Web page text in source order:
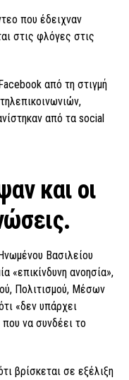
που έδειχναν
στις φλόγες στις
από τη στιγμή
από τα social
και οι
Βασιλείου
«επικίνδυνη ανοησία»,
Πολιτισμού, Μέσων
«δεν υπάρχει
να συνδέει το
βρίσκεται σε εξέλιξη